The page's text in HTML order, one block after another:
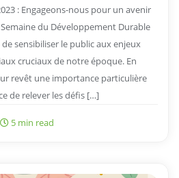
: Engageons-nous pour un avenir
du Développement Durable
sensibiliser le public aux enjeux
cruciaux de notre époque. En
revêt une importance particulière
de relever les défis […]
5 min read